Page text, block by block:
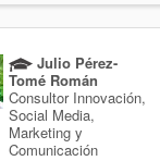
Julio Pérez-
Tomé Román
Consultor Innovación,
Social Media,
Marketing y
Comunicación